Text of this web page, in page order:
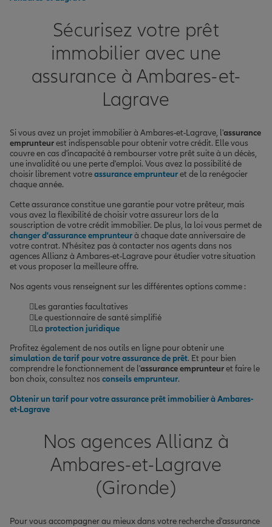
Sécurisez votre prêt
immobilier avec une
assurance à Ambares-et-
Lagrave
Si vous avez un projet immobilier à Ambares-et-Lagrave, l'assurance
emprunteurest indispensable pour obtenir votre crédit. Elle vous
couvre en cas d'incapacité à rembourser votre prêt suite à un décès,
une invalidité ou une perte d'emploi. Vous avez la possibilité de
choisir librement votreassurance emprunteuret de la renégocier
chaque année.
Cette assurance constitue une garantie pour votre prêteur, mais
vous avez la flexibilité de choisir votre assureur lors de la
souscription de votre crédit immobilier. De plus, la loi vous permet de
changer d'assurance emprunteurà chaque date anniversaire de
votre contrat. N'hésitez pas à contacter nos agents dans nos
agences Allianz à Ambares-et-Lagrave pour étudier votre situation
et vous proposer la meilleure offre.
Nos agents vous renseignent sur les différentes options comme :
Les garanties facultatives
Le questionnaire de santé simplifié
La protection juridique
Profitez également de nos outils en ligne pour obtenir une
simulation de tarif pour votre assurance de prêt. Et pour bien
comprendre le fonctionnement de l'assurance emprunteuret faire le
bon choix, consultez nos conseils emprunteur.
Obtenir un tarif pour votre assurance prêt immobilier à Ambares-
et-Lagrave
Nos agences Allianz à
Ambares-et-Lagrave
(Gironde)
Pour vous accompagner au mieux dans votre recherche d'assurance